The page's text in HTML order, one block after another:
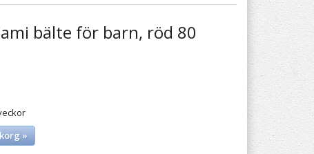
bälte för barn, röd 80
»